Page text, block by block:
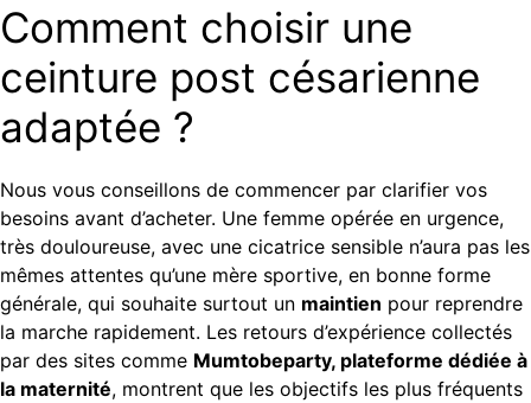
Comment choisir une
ceinture post césarienne
adaptée ?
Nous vous conseillons de commencer par clarifier vos
besoins avant d’acheter. Une femme opérée en urgence,
très douloureuse, avec une cicatrice sensible n’aura pas les
mêmes attentes qu’une mère sportive, en bonne forme
générale, qui souhaite surtout un maintien pour reprendre
la marche rapidement. Les retours d’expérience collectés
par des sites comme Mumtobeparty, plateforme dédiée à
la maternité, montrent que les objectifs les plus fréquents